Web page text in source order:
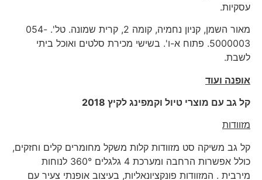
עסקיות.
מאור השמן, קניון נחמיה, קומה 2, קרית שמונה. טל'. 054-
5000003. פתוח א-ו'. בשישי מכירת סלטים ואוכל ביתי
לשבת.
אופנה ועוד
קל גב עם מוצרי טיול וקמפינג לקיץ 2018
מזוודות
קל גב משיקה סט מזוודות קלות משקל מחומרים קלים וחזקים,
כולל אפשרות הרחבה ומערכת 4 גלגלים 360° לנוחות
מירבית . המזוודות פונקציונאליות, בעיצוב אופנתי צעיר עם